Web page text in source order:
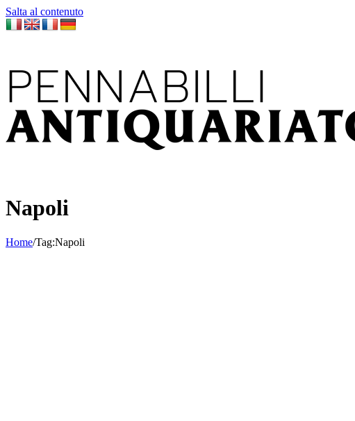
Salta al contenuto
Napoli
Home/Tag:Napoli